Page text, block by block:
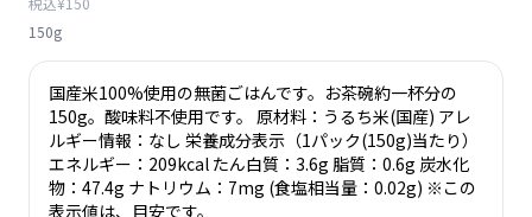
150g
国産米100%使用の無菌ごはんです。お茶碗約一杯分の
150g。酸味料不使用です。 原材料：うるち米(国産) アレ
ルギー情報：なし 栄養成分表示（1パック(150g)当たり）
エネルギー：209kcal たん白質：3.6g 脂質：0.6g 炭水化
物：47.4g ナトリウム：7mg (食塩相当量：0.02g) ※この
表示値は、目安です。